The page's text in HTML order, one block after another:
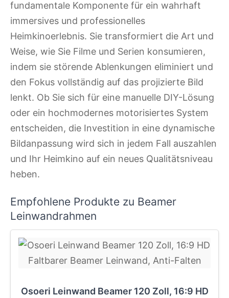
fundamentale Komponente für ein wahrhaft
immersives und professionelles
Heimkinoerlebnis. Sie transformiert die Art und
Weise, wie Sie Filme und Serien konsumieren,
indem sie störende Ablenkungen eliminiert und
den Fokus vollständig auf das projizierte Bild
lenkt. Ob Sie sich für eine manuelle DIY-Lösung
oder ein hochmodernes motorisiertes System
entscheiden, die Investition in eine dynamische
Bildanpassung wird sich in jedem Fall auszahlen
und Ihr Heimkino auf ein neues Qualitätsniveau
heben.
Empfohlene Produkte zu Beamer
Leinwandrahmen
Osoeri Leinwand Beamer 120 Zoll, 16:9 HD